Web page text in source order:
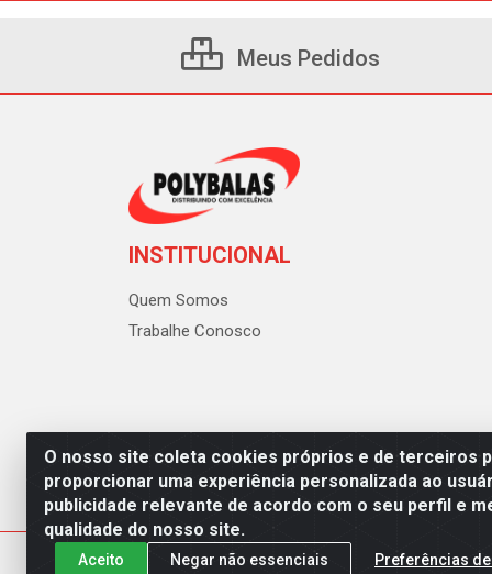
O nosso site coleta cookies próprios e de terceiros
proporcionar uma experiência personalizada ao
publicidade relevante de acordo com o seu perfil e
qualidade do nosso site.
Aceito Negar não essenciais Preferências
Meus Pedidos
INSTITUCIONAL
Quem Somos
Trabalhe Conosco
Polybalas - Rua João Miguel